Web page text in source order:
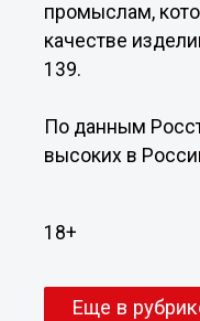
промыслам,
качестве
139.
По данным
высоких в
18+
Еще в